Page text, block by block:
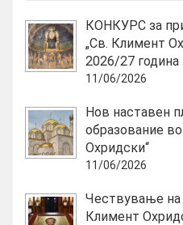
КОНКУРС за
„Св. Климент
2026/27 година
11/06/2026
Нов наставен
образование
Охридски“
11/06/2026
Чествување на
Климент